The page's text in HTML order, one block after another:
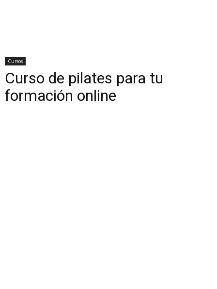
Cursos
Curso de pilates para tu
formación online